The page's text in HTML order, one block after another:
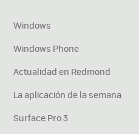
Windows
Windows Phone
Actualidad en Redmond
La aplicación de la semana
Surface Pro 3